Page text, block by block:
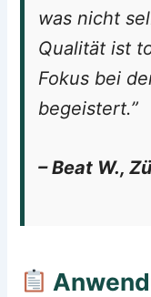
was nicht
Qualität ist
Fokus bei
begeistert.”
– Beat W.,